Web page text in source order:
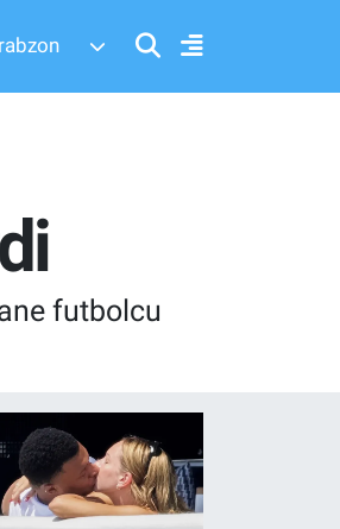
futbolcu